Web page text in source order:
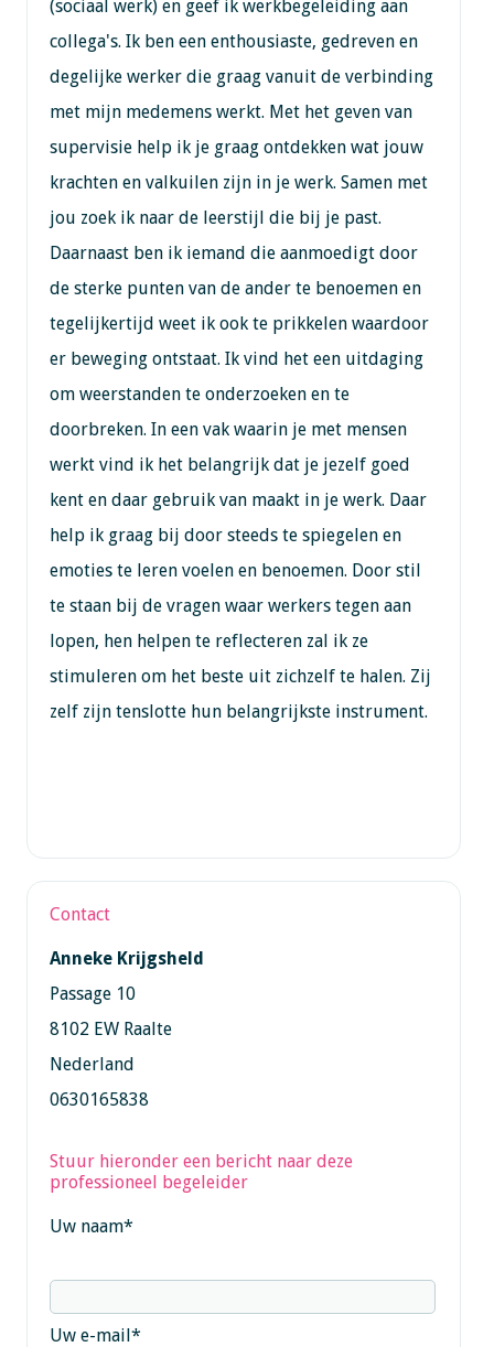
(sociaal werk) en geef ik werkbegeleiding aan
collega's. Ik ben een enthousiaste, gedreven en
degelijke werker die graag vanuit de verbinding
met mijn medemens werkt. Met het geven van
supervisie help ik je graag ontdekken wat jouw
krachten en valkuilen zijn in je werk. Samen met
jou zoek ik naar de leerstijl die bij je past.
Daarnaast ben ik iemand die aanmoedigt door
de sterke punten van de ander te benoemen en
tegelijkertijd weet ik ook te prikkelen waardoor
er beweging ontstaat. Ik vind het een uitdaging
om weerstanden te onderzoeken en te
doorbreken. In een vak waarin je met mensen
werkt vind ik het belangrijk dat je jezelf goed
kent en daar gebruik van maakt in je werk. Daar
help ik graag bij door steeds te spiegelen en
emoties te leren voelen en benoemen. Door stil
te staan bij de vragen waar werkers tegen aan
lopen, hen helpen te reflecteren zal ik ze
stimuleren om het beste uit zichzelf te halen. Zij
zelf zijn tenslotte hun belangrijkste instrument.
Contact
Anneke Krijgsheld
Passage 10
8102 EW Raalte
Nederland
0630165838
Stuur hieronder een bericht naar deze
professioneel begeleider
Uw naam*
Uw e-mail*